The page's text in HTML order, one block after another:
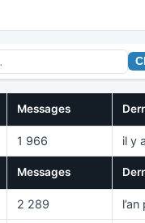
Messages
1 966 il y
Messages
2 289